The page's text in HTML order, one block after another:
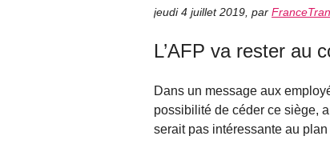
jeudi 4 juillet 2019 par
L’AFP va rester au
Dans un message aux
possibilité de céder ce siège,
serait pas intéressante au